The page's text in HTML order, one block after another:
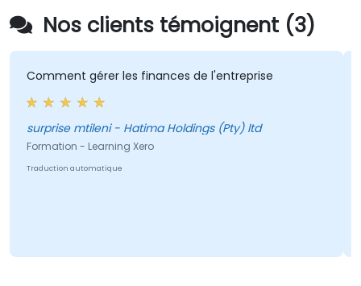
Nos clients témoignent (3)
Comment gérer les finances de l'entreprise
surprise mtileni - Hatima Holdings (Pty) ltd
Formation - Learning Xero
Traduction automatique